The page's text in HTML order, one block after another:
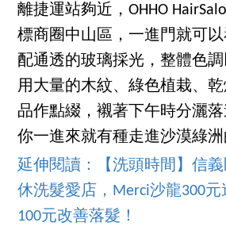
離捷運站夠近，OHHO
標商圈中山區，一進門就可
配通透的玻璃採光，整體色
用大量的木紋、綠色植栽、
品作點綴，襯著下午時分灑
你一進來就有種走進沙漠綠洲
延伸閱讀：
【洗頭時間】信
休洗髮愛店，Merci沙龍300
100元改善落髮！